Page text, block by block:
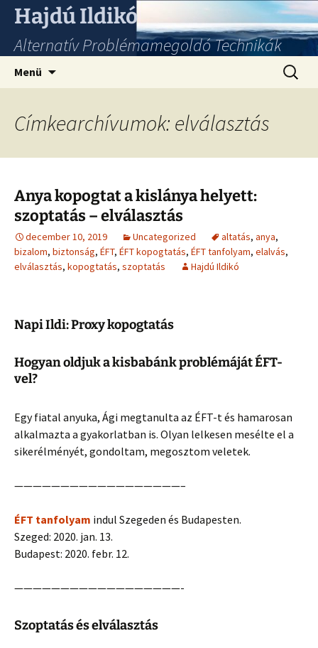
Hajdú Ildikó
Alternatív Problémamegoldó Technikák
Menü
Címkearchívumok: elválasztás
Anya kopogtat a kislánya helyett:
szoptatás – elválasztás
december 10, 2019 Uncategorized altatás, anya,
bizalom, biztonság, ÉFT, ÉFT kopogtatás, ÉFT tanfolyam, elalvás,
elválasztás, kopogtatás, szoptatás Hajdú Ildikó
Napi Ildi: Proxy kopogtatás
Hogyan oldjuk a kisbabánk problémáját ÉFT-
vel?
Egy fiatal anyuka, Ági megtanulta az ÉFT-t és hamarosan
alkalmazta a gyakorlatban is. Olyan lelkesen mesélte el a
sikerélményét, gondoltam, megosztom veletek.
——————————————————–
ÉFT tanfolyam indul Szegeden és Budapesten.
Szeged: 2020. jan. 13.
Budapest: 2020. febr. 12.
——————————————————-
Szoptatás és elválasztás